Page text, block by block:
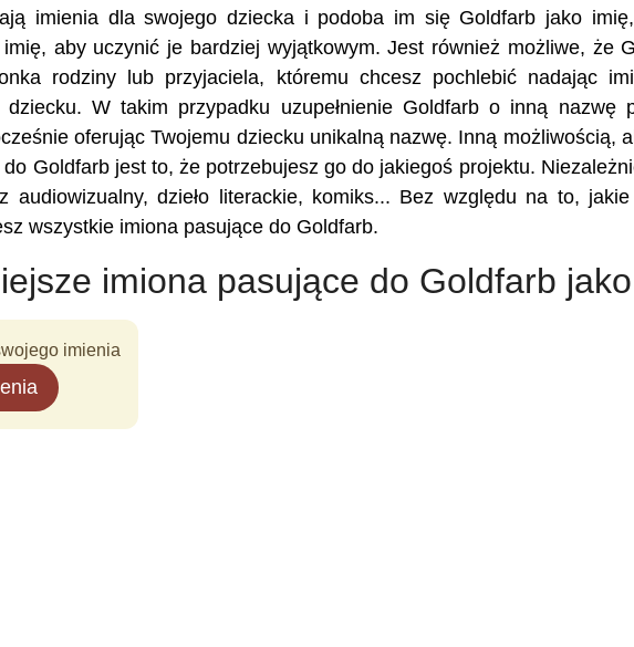
imienia dla swojego dziecka i podoba im się Goldfarb jako
imię, aby uczynić je bardziej wyjątkowym. Jest również możliwe, że
rodziny lub przyjaciela, któremu chcesz pochlebić nadając
dziecku. W takim przypadku uzupełnienie Goldfarb o inną nazwę
oferując Twojemu dziecku unikalną nazwę. Inną możliwością,
Goldfarb jest to, że potrzebujesz go do jakiegoś projektu.
audiowizualny, dzieło literackie, komiks... Bez względu na to,
wszystkie imiona pasujące do Goldfarb.
imiona pasujące do Goldfarb
imienia